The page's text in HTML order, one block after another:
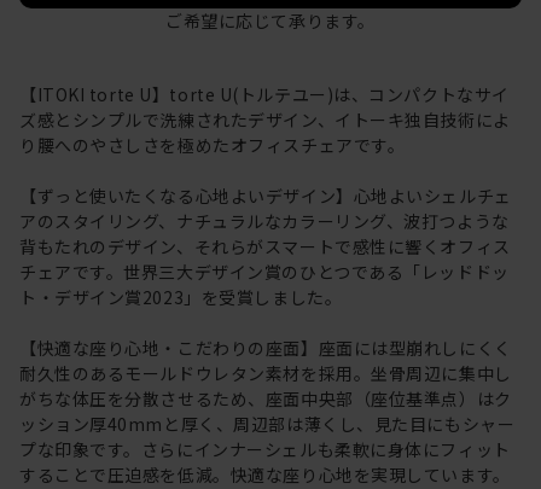
ご希望に応じて承ります。
【ITOKI torte U】torte U(トルテユー)は、コンパクトなサイ
ズ感とシンプルで洗練されたデザイン、イトーキ独自技術によ
り腰へのやさしさを極めたオフィスチェアです。
【ずっと使いたくなる心地よいデザイン】心地よいシェルチェ
アのスタイリング、ナチュラルなカラーリング、波打つような
背もたれのデザイン、それらがスマートで感性に響くオフィス
チェアです。世界三大デザイン賞のひとつである「レッドドッ
ト・デザイン賞2023」を受賞しました。
【快適な座り心地・こだわりの座面】座面には型崩れしにくく
耐久性のあるモールドウレタン素材を採用。坐骨周辺に集中し
がちな体圧を分散させるため、座面中央部（座位基準点）はク
ッション厚40mmと厚く、周辺部は薄くし、見た目にもシャー
プな印象です。さらにインナーシェルも柔軟に身体にフィット
することで圧迫感を低減。快適な座り心地を実現しています。